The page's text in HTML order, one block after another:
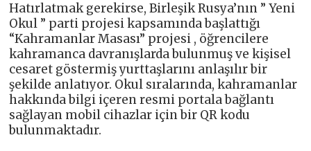
Hatırlatmak gerekirse, Birleşik Rusya’nın ” Yeni
Okul ” parti projesi kapsamında başlattığı
“Kahramanlar Masası” projesi , öğrencilere
kahramanca davranışlarda bulunmuş ve kişisel
cesaret göstermiş yurttaşlarını anlaşılır bir
şekilde anlatıyor. Okul sıralarında, kahramanlar
hakkında bilgi içeren resmi portala bağlantı
sağlayan mobil cihazlar için bir QR kodu
bulunmaktadır.